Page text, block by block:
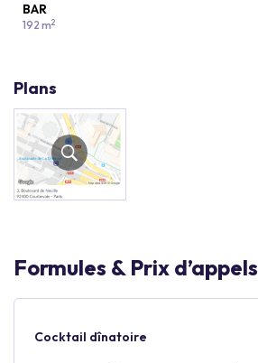
BAR
192 m2
Plans
Formules & Prix d’appels
Cocktail dînatoire